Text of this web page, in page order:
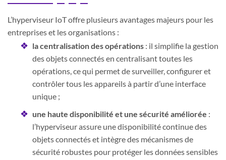
L’hyperviseur IoT offre plusieurs avantages majeurs pour les
entreprises et les organisations :
la centralisation des opérations : il simplifie la gestion
des objets connectés en centralisant toutes les
opérations, ce qui permet de surveiller, configurer et
contrôler tous les appareils à partir d’une interface
unique ;
une haute disponibilité et une sécurité améliorée :
l’hyperviseur assure une disponibilité continue des
objets connectés et intègre des mécanismes de
sécurité robustes pour protéger les données sensibles